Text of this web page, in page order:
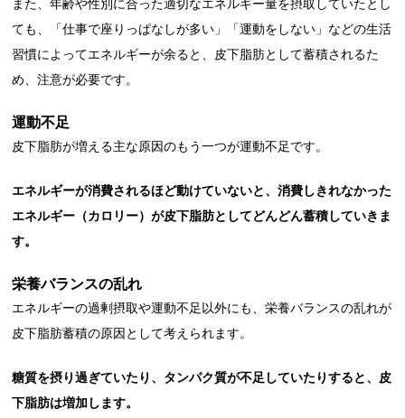
また、年齢や性別に合った適切なエネルギー量を摂取していたとし
ても、「仕事で座りっぱなしが多い」「運動をしない」などの生活
習慣によってエネルギーが余ると、皮下脂肪として蓄積されるた
め、注意が必要です。
運動不足
皮下脂肪が増える主な原因のもう一つが運動不足です。
エネルギーが消費されるほど動けていないと、消費しきれなかった
エネルギー（カロリー）が皮下脂肪としてどんどん蓄積していきま
す。
栄養バランスの乱れ
エネルギーの過剰摂取や運動不足以外にも、栄養バランスの乱れが
皮下脂肪蓄積の原因として考えられます。
糖質を摂り過ぎていたり、タンパク質が不足していたりすると、皮
下脂肪は増加します。